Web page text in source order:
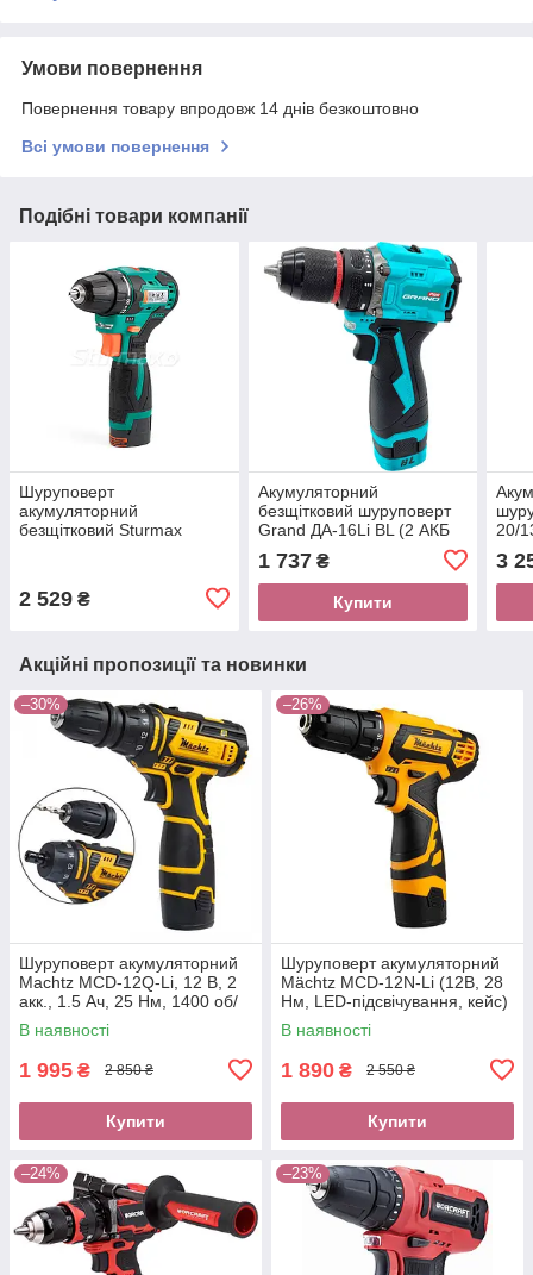
Умови повернення
Повернення товару впродовж 14 днів безкоштовно
Всі умови повернення
Подібні товари компанії
Шуруповерт
акумуляторний
безщітковий Sturmax
2 529 ₴
Акумуляторний
безщітковий шуруповерт
Grand ДА-16Li BL (2 АКБ
1 737₴
Купити
20/
3
Акційні пропозиції та новинки
–30%
Шуруповерт акумуляторний
Machtz MCD-12Q-Li, 12 В, 2
акк., 1.5 Ач, 25 Нм, 1400 об/
хв, кейс, DFR патрон
В наявності
1 995 ₴ 2 850 ₴
Купити
–26%
Шуруповерт акумуляторний
Mächtz MCD-12N-Li (12В, 28
Нм, LED-підсвічування, кейс)
В наявності
1 890 ₴ 2 550 ₴
Купити
–24% –23%